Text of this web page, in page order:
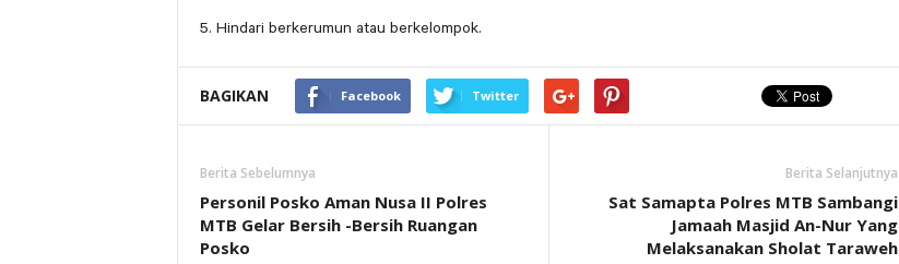
5. Hindari berkerumun atau berkelompok.
BAGIKAN Facebook Twitter
Berita Sebelumnya
Personil Posko Aman Nusa II Polres
MTB Gelar Bersih -Bersih Ruangan
Posko
Berita Selanjutnya
Sat Samapta Polres MTB Sambangi
Jamaah Masjid An-Nur Yang
Melaksanakan Sholat Taraweh